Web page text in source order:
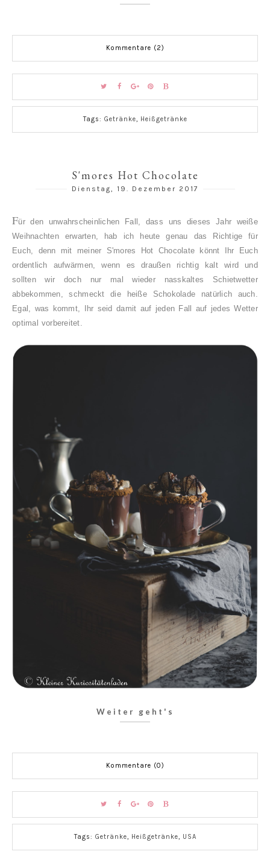
Kommentare (2)
Tags: Getränke, Heißgetränke
S'mores Hot Chocolate
Dienstag, 19. Dezember 2017
Für den unwahrscheinlichen Fall, dass uns dieses Jahr weiße
Weihnachten erwarten, hab ich heute genau das Richtige für
Euch, denn mit meiner S'mores Hot Chocolate könnt Ihr Euch
ordentlich aufwärmen, wenn es draußen richtig kalt wird und
sollten wir doch nur mal wieder nasskaltes Schietwetter
abbekommen, schmeckt die heiße Schokolade natürlich auch.
Egal, was kommt, Ihr seid damit auf jeden Fall auf jedes Wetter
optimal vorbereitet.
Weiter geht's
Kommentare (0)
Tags: Getränke, Heißgetränke, USA